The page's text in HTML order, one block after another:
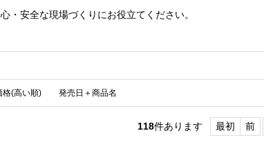
・安全な現場づくりにお役立てください。
格(高い順) 発売日＋商品名
118件あります 最初 前